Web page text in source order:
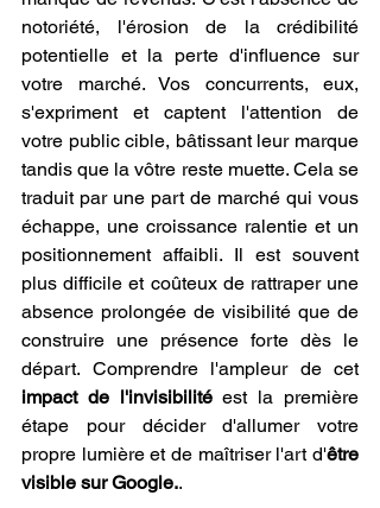
notoriété, l'érosion de la crédibilité
potentielle et la perte d'influence sur
votre marché. Vos concurrents, eux,
s'expriment et captent l'attention de
votre public cible, bâtissant leur marque
tandis que la vôtre reste muette. Cela se
traduit par une part de marché qui vous
échappe, une croissance ralentie et un
positionnement affaibli. Il est souvent
plus difficile et coûteux de rattraper une
absence prolongée de visibilité que de
construire une présence forte dès le
départ. Comprendre l'ampleur de cet
impact de l'invisibilité est la première
étape pour décider d'allumer votre
propre lumière et de maîtriser l'art d'être
visible sur Google..